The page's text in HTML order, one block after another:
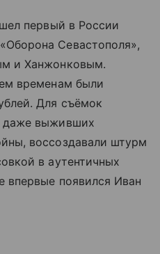
первый в России
Севастополя»,
и Ханжонковым.
временам были
Для съёмок
даже выживших
воссоздавали штурм
в аутентичных
появился Иван